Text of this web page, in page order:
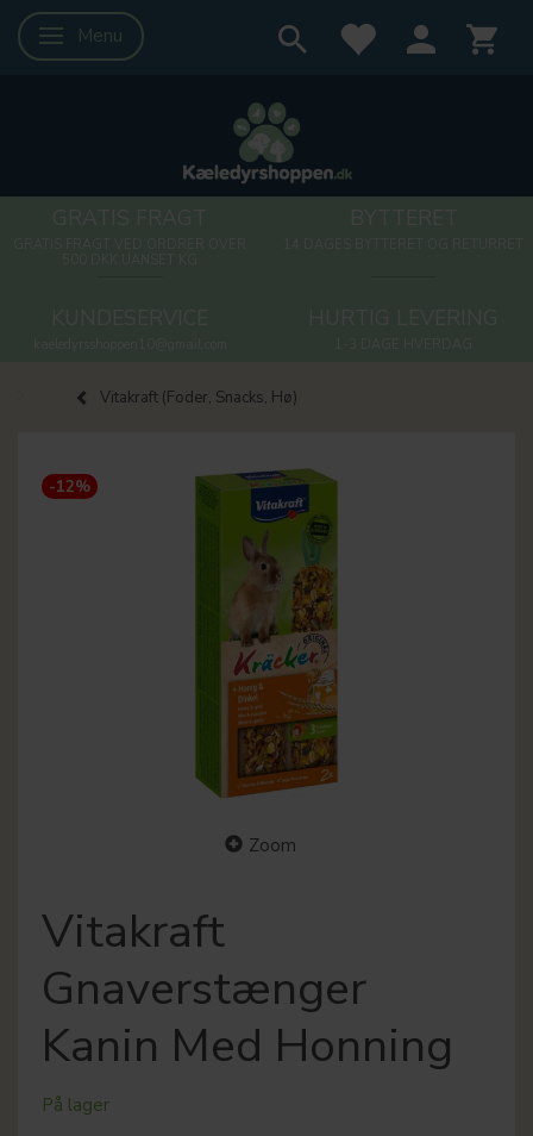
Skifte navigation
Menu
Vitakraft (Foder, Snacks, Hø)
-12%
Zoom
Vitakraft
Gnaverstænger
Kanin Med Honning
På lager